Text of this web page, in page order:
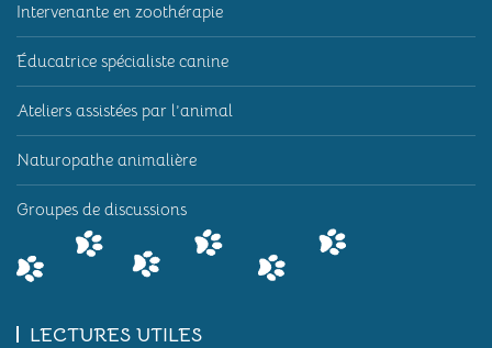
Intervenante en zoothérapie
Éducatrice spécialiste canine
Ateliers assistées par l’animal
Naturopathe animalière
Groupes de discussions
LECTURES UTILES